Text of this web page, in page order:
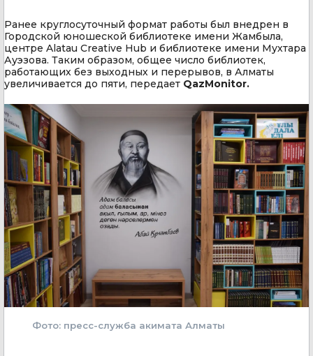
Ранее круглосуточный формат работы был внедрен в
Городской юношеской библиотеке имени Жамбыла,
центре Alatau Creative Hub и библиотеке имени Мухтара
Ауэзова. Таким образом, общее число библиотек,
работающих без выходных и перерывов, в Алматы
увеличивается до пяти, передает QazMonitor.
Фото: пресс-служба акимата Алматы